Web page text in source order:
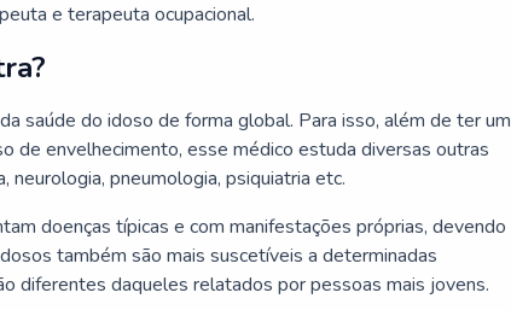
e terapeuta ocupacional.
saúde do idoso de forma global. Para isso, além de ter um
de envelhecimento, esse médico estuda diversas outras
neurologia, pneumologia, psiquiatria etc.
doenças típicas e com manifestações próprias, devendo
também são mais suscetíveis a determinadas
diferentes daqueles relatados por pessoas mais jovens.